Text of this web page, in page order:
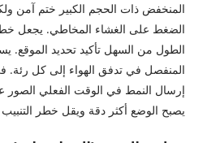
المنخفض ذات الحجم الكبير ختم آمن
الضغط على الغشاء المخاطي. يجعل خط
المنفصل في تدفق الهواء إلى كل رئة.
إرسال النمط في الوقت الفعلي الصور
يصبح الوضع أكثر دقة ويقل خطر